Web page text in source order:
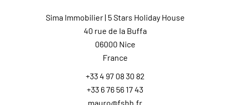
Sima Immobilier | 5 Stars Holiday House
40 rue de la Buffa
06000 Nice
France
+33 4 97 08 30 82
+33 6 76 56 17 43
mauro@fshh.fr